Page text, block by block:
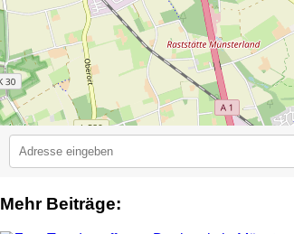
Mehr Beiträge: